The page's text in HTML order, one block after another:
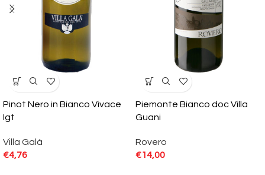
Pinot Nero in Bianco Vivace
Igt
Villa Galà
€4,76
Piemonte Bianco doc Villa
Guani
Rovero
€14,00